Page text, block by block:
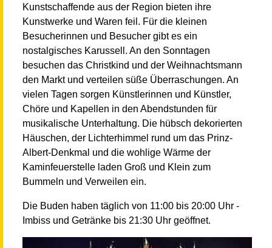
Kunstschaffende aus der Region bieten ihre
Kunstwerke und Waren feil. Für die kleinen
Besucherinnen und Besucher gibt es ein
nostalgisches Karussell. An den Sonntagen
besuchen das Christkind und der Weihnachtsmann
den Markt und verteilen süße Überraschungen. An
vielen Tagen sorgen Künstlerinnen und Künstler,
Chöre und Kapellen in den Abendstunden für
musikalische Unterhaltung. Die hübsch dekorierten
Häuschen, der Lichterhimmel rund um das Prinz-
Albert-Denkmal und die wohlige Wärme der
Kaminfeuerstelle laden Groß und Klein zum
Bummeln und Verweilen ein.
Die Buden haben täglich von 11:00 bis 20:00 Uhr -
Imbiss und Getränke bis 21:30 Uhr geöffnet.